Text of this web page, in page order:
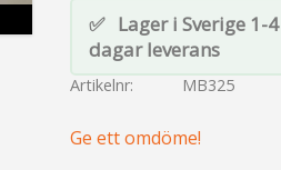
Lager i Sverige 1-4
dagar leverans
Artikelnr MB325
Ge ett omdöme!